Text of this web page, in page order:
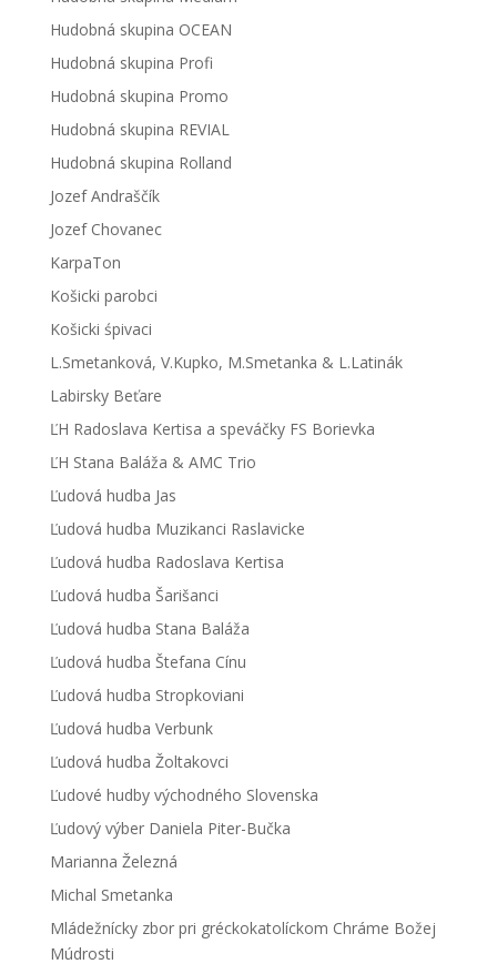
Hudobná skupina OCEAN
Hudobná skupina Profi
Hudobná skupina Promo
Hudobná skupina REVIAL
Hudobná skupina Rolland
Jozef Andraščík
Jozef Chovanec
KarpaTon
Košicki parobci
Košicki śpivaci
L.Smetanková, V.Kupko, M.Smetanka & L.Latinák
Labirsky Beťare
ĽH Radoslava Kertisa a speváčky FS Borievka
ĽH Stana Baláža & AMC Trio
Ľudová hudba Jas
Ľudová hudba Muzikanci Raslavicke
Ľudová hudba Radoslava Kertisa
Ľudová hudba Šarišanci
Ľudová hudba Stana Baláža
Ľudová hudba Štefana Cínu
Ľudová hudba Stropkoviani
Ľudová hudba Verbunk
Ľudová hudba Žoltakovci
Ľudové hudby východného Slovenska
Ľudový výber Daniela Piter-Bučka
Marianna Železná
Michal Smetanka
Mládežnícky zbor pri gréckokatolíckom Chráme Božej
Múdrosti